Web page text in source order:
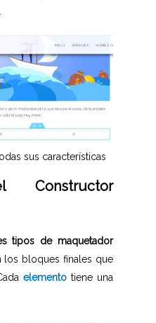
sus características
Constructor
tipos de maquetador
los bloques finales que
elementotiene una